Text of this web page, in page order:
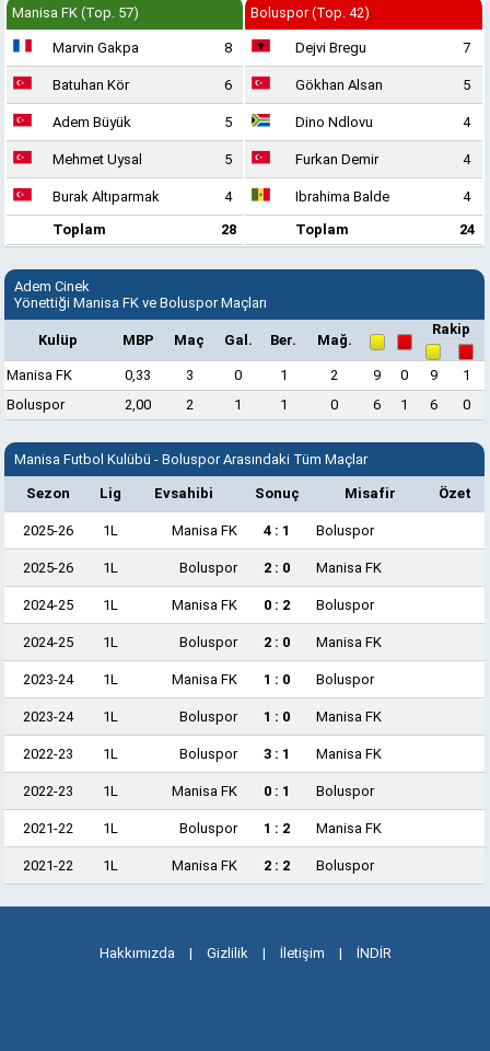
Manisa FK (Top. 57)
Marvin Gakpa 8
Batuhan Kör 6
Adem Büyük 5
Mehmet Uysal 5
Burak Altıparmak
4
Toplam
28
Boluspor (Top. 42)
Dejvi Bregu 7
Gökhan Alsan 5
Dino Ndlovu 4
Furkan Demir 4
Ibrahima Balde
4
Toplam
24
Adem Cinek
Yönettiği Manisa FK ve Boluspor Maçları
Kulüp MBP Maç Gal. Ber. Mağ.
Rakip
Manisa FK 0,33 3 0 1 2 9 0 9
1
Boluspor
2,00 2 1 1 0 6 1 6 0
Manisa Futbol Kulübü - Boluspor Arasındaki Tüm Maçlar
Sezon Lig Evsahibi Sonuç Misafir Özet
2025-26 1L Manisa FK 4 : 1 Boluspor
2025-26 1L Boluspor 2 : 0 Manisa FK
2024-25 1L Manisa FK 0 : 2 Boluspor
2024-25 1L Boluspor 2 : 0 Manisa FK
2023-24 1L Manisa FK 1 : 0 Boluspor
2023-24 1L Boluspor 1 : 0 Manisa FK
2022-23 1L Boluspor 3 : 1 Manisa FK
2022-23 1L Manisa FK 0 : 1 Boluspor
2021-22 1L Boluspor 1 : 2 Manisa FK
2021-22 1L Manisa FK 2 : 2 Boluspor
Hakkımızda | Gizlilik | İletişim | İNDİR